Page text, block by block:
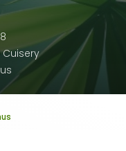
Cuisery